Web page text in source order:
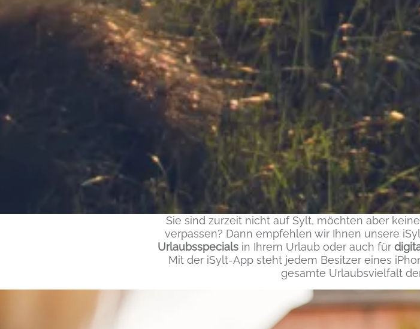
Inhalt
Sie sind zurzeit nicht auf Sylt, möchten aber
verpassen? Dann empfehlen wir Ihnen unsere
Urlaubsspecials in Ihrem Urlaub oder auch für
Mit der iSylt-App steht jedem Besitzer eines
gesamte Urlaubsvielfalt